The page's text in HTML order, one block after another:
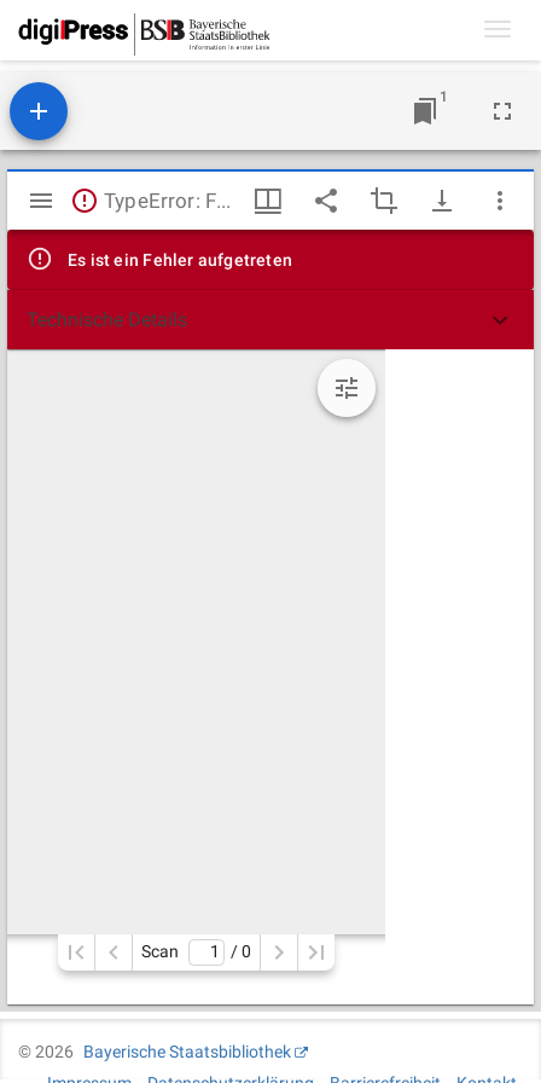
1
Mirador
Viewer
TypeError: Failed to fetch
Es ist ein Fehler aufgetreten
Technische Details
Scan / 0
©2026
Bayerische Staatsbibliothek